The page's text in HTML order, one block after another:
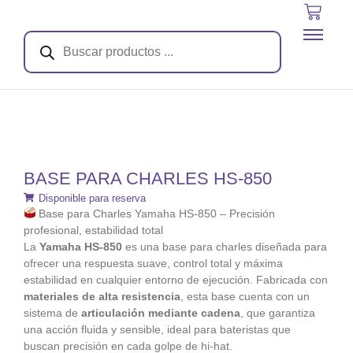
BASE PARA CHARLES HS-850
Disponible para reserva
Base para Charles Yamaha HS-850 – Precisión
profesional, estabilidad total
La Yamaha HS-850 es una base para charles diseñada para
ofrecer una respuesta suave, control total y máxima
estabilidad en cualquier entorno de ejecución. Fabricada con
materiales de alta resistencia , esta base cuenta con un
sistema de articulación mediante cadena , que garantiza
una acción fluida y sensible, ideal para bateristas que
buscan precisión en cada golpe de hi-hat.